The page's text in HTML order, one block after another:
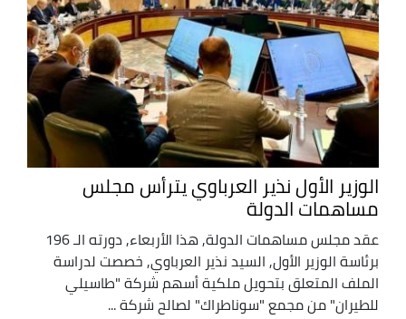
الوزير الأول نذير العرباوي يترأس مجلس
مساهمات الدولة
عقد مجلس مساهمات الدولة, هذا الأربعاء, دورته الـ 196
برئاسة الوزير الأول, السيد نذير العرباوي, خصصت لدراسة
الملف المتعلق بتحويل ملكية أسهم شركة "طاسيلي
للطيران" من مجمع "سوناطراك" لصالح شركة ...